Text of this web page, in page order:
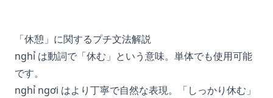
「休憩」に関するプチ文法解説
nghỉ は動詞で「休む」という意味。単体でも使用可能
です。
nghỉ ngơi はより丁寧で自然な表現。「しっかり休む」